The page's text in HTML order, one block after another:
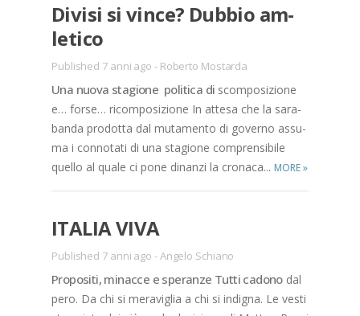
Di­vi­si si vin­ce? Dub­bio am­
le­ti­co
Published 7 anni ago - Roberto Mostarda
Una nuo­va sta­gio­ne po­li­ti­ca di scom­po­si­zio­ne
e… for­se… ri­com­po­si­zio­ne In at­te­sa che la sa­ra­
ban­da pro­dot­ta dal mu­ta­men­to di go­ver­no as­su­
ma i con­no­ta­ti di una sta­gio­ne com­pren­si­bi­le
quel­lo al qua­le ci pone di­nan­zi la cro­na­ca... MORE»
ITA­LIA VIVA
Published 7 anni ago -Angelo Schiano
Pro­po­si­ti, mi­nac­ce e spe­ran­ze Tut­ti ca­do­nodal
pero. Da chi si me­ra­vi­glia a chi si in­di­gna. Le ve­sti